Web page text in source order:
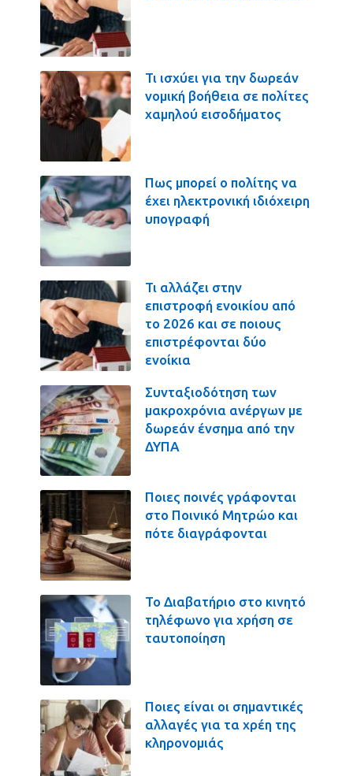
Τι ισχύει για την δωρεάν
νομική βοήθεια σε πολίτες
χαμηλού εισοδήματος
Πως μπορεί ο πολίτης να
έχει ηλεκτρονική ιδιόχειρη
υπογραφή
Τι αλλάζει στην
επιστροφή ενοικίου από
το 2026 και σε ποιους
επιστρέφονται δύο
ενοίκια
Συνταξιοδότηση των
μακροχρόνια ανέργων με
δωρεάν ένσημα από την
ΔΥΠΑ
Ποιες ποινές γράφονται
στο Ποινικό Μητρώο και
πότε διαγράφονται
Το Διαβατήριο στο κινητό
τηλέφωνο για χρήση σε
ταυτοποίηση
Ποιες είναι οι σημαντικές
αλλαγές για τα χρέη της
κληρονομιάς